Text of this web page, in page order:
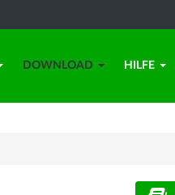
DOWNLOAD HILFE